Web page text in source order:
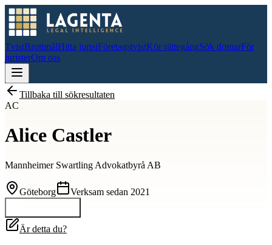
TvistBrottmålHitta juristFöretagstvistKör rättegångSök domarFör
juristerOm oss
Tillbaka till sökresultaten
AC
Alice Castler
Mannheimer Swartling Advokatbyrå AB
Göteborg Verksam sedan 2021
Är detta du?